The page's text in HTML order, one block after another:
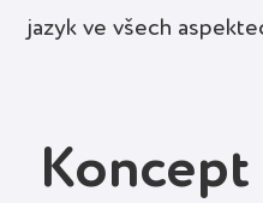
jazyk ve všech